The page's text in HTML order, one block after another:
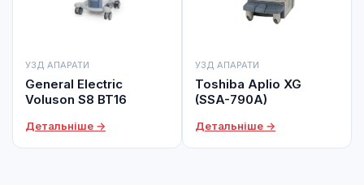
УЗД АПАРАТИ
General Electric
Voluson S8 BT16
Детальніше →
УЗД АПАРАТИ
Toshiba Aplio XG
(SSA-790A)
Детальніше →